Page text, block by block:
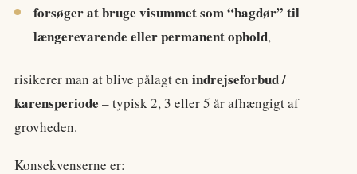
forsøger at bruge visummet som “bagdør” til
længerevarende eller permanent ophold,
risikerer man at blive pålagt en indrejseforbud /
karensperiode – typisk 2, 3 eller 5 år afhængigt af
grovheden.
Konsekvenserne er: